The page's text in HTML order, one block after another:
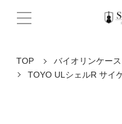
TOP バイオリンケース
TOYO ULシェルR サイ